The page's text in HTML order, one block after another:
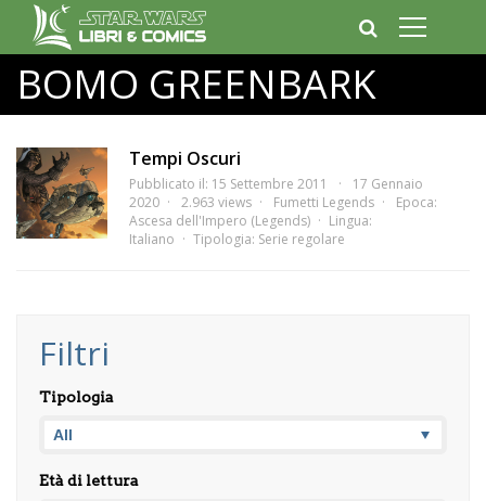
BOMO GREENBARK
Tempi Oscuri
Pubblicato il: 15 Settembre 2011
17 Gennaio
2020
2.963 views Fumetti Legends
Epoca:
Ascesa dell'Impero (Legends)
Lingua:
Italiano
Tipologia: Serie regolare
Filtri
Tipologia
Età di lettura